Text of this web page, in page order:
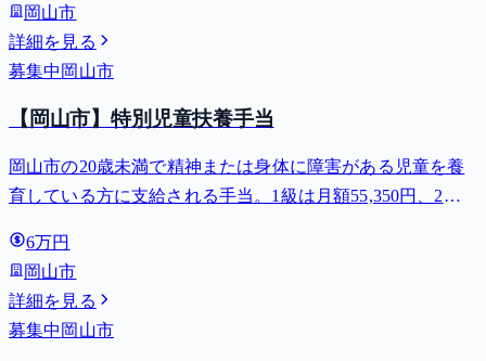
岡山市
詳細を見る
募集中 岡山市
【岡山市】特別児童扶養手当
岡山市の20歳未満で精神または身体に障害がある児童を養
育している方に支給される手当。1級は月額55,350円、2級
6万円
岡山市
詳細を見る
募集中 岡山市